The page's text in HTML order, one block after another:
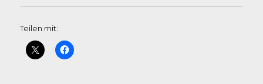
Teilen mit: